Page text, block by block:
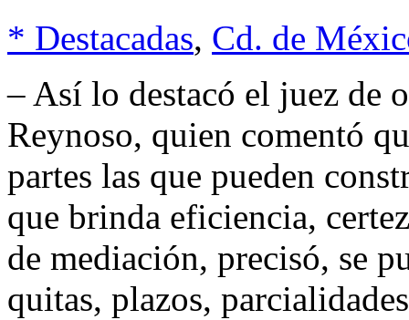
* Destacadas, Cd. de
– Así lo destacó el juez de
Reynoso, quien comentó
partes las que pueden
que brinda eficiencia,
de mediación, precisó, se
quitas, plazos,